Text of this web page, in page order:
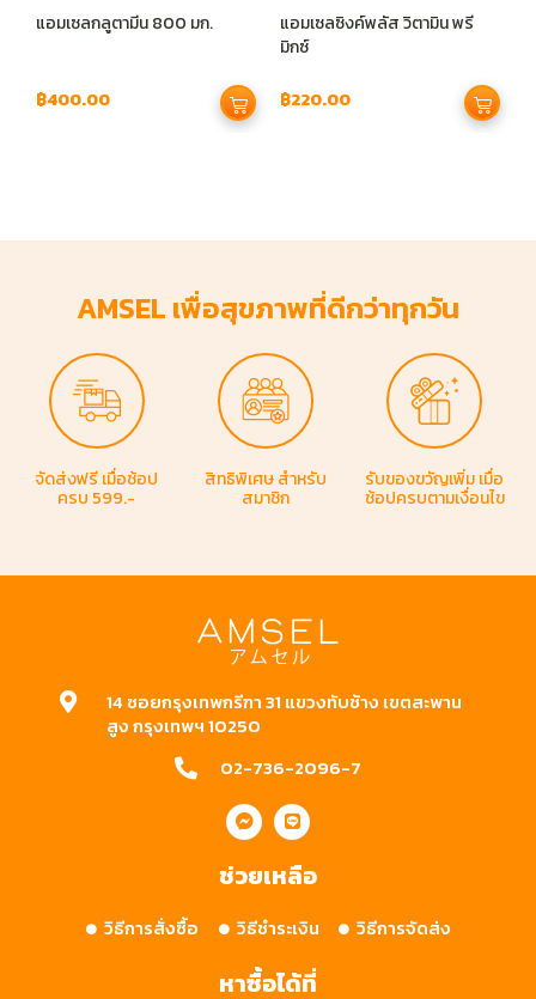
แอมเซลกลูตามีน 800 มก.
฿400.00
แอมเซลซิงค์พลัส วิตามิน พรี
มิกซ์
฿220.00
AMSEL เพื่อสุขภาพที่ดีกว่าทุกวัน
จัดส่งฟรีเมื่อช้อป
ครบ 599.-​
สิทธิพิเศษสำหรับ
สมาชิก
รับของขวัญเพิ่มเมื่อ
ช้อปครบตามเงื่อนไข
14 ซอยกรุงเทพกรีฑา 31 แขวงทับช้าง เขตสะพาน
สูง กรุงเทพฯ 10250
02-736-2096-7
ช่วยเหลือ
วิธีการสั่งซื้อ วิธีชำระเงิน วิธีการจัดส่ง
หาซื้อได้ที่